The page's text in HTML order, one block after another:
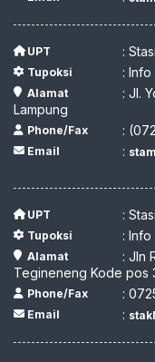
UPT :
Tupoksi :
Alamat
: Jl.
Lampung
Phone/Fax :
Email :
UPT :
Tupoksi : Info
Alamat
: Jln
Tegineneng Kode pos
Phone/Fax :
Email :